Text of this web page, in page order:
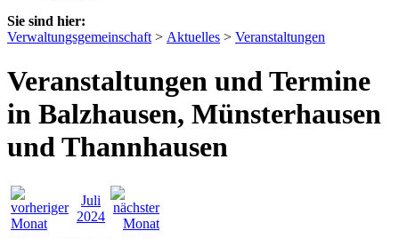
Sie sind hier:
Verwaltungsgemeinschaft > Aktuelles > Veranstaltungen
Veranstaltungen und Termine
in Balzhausen, Münsterhausen
und Thannhausen
Juli
2024